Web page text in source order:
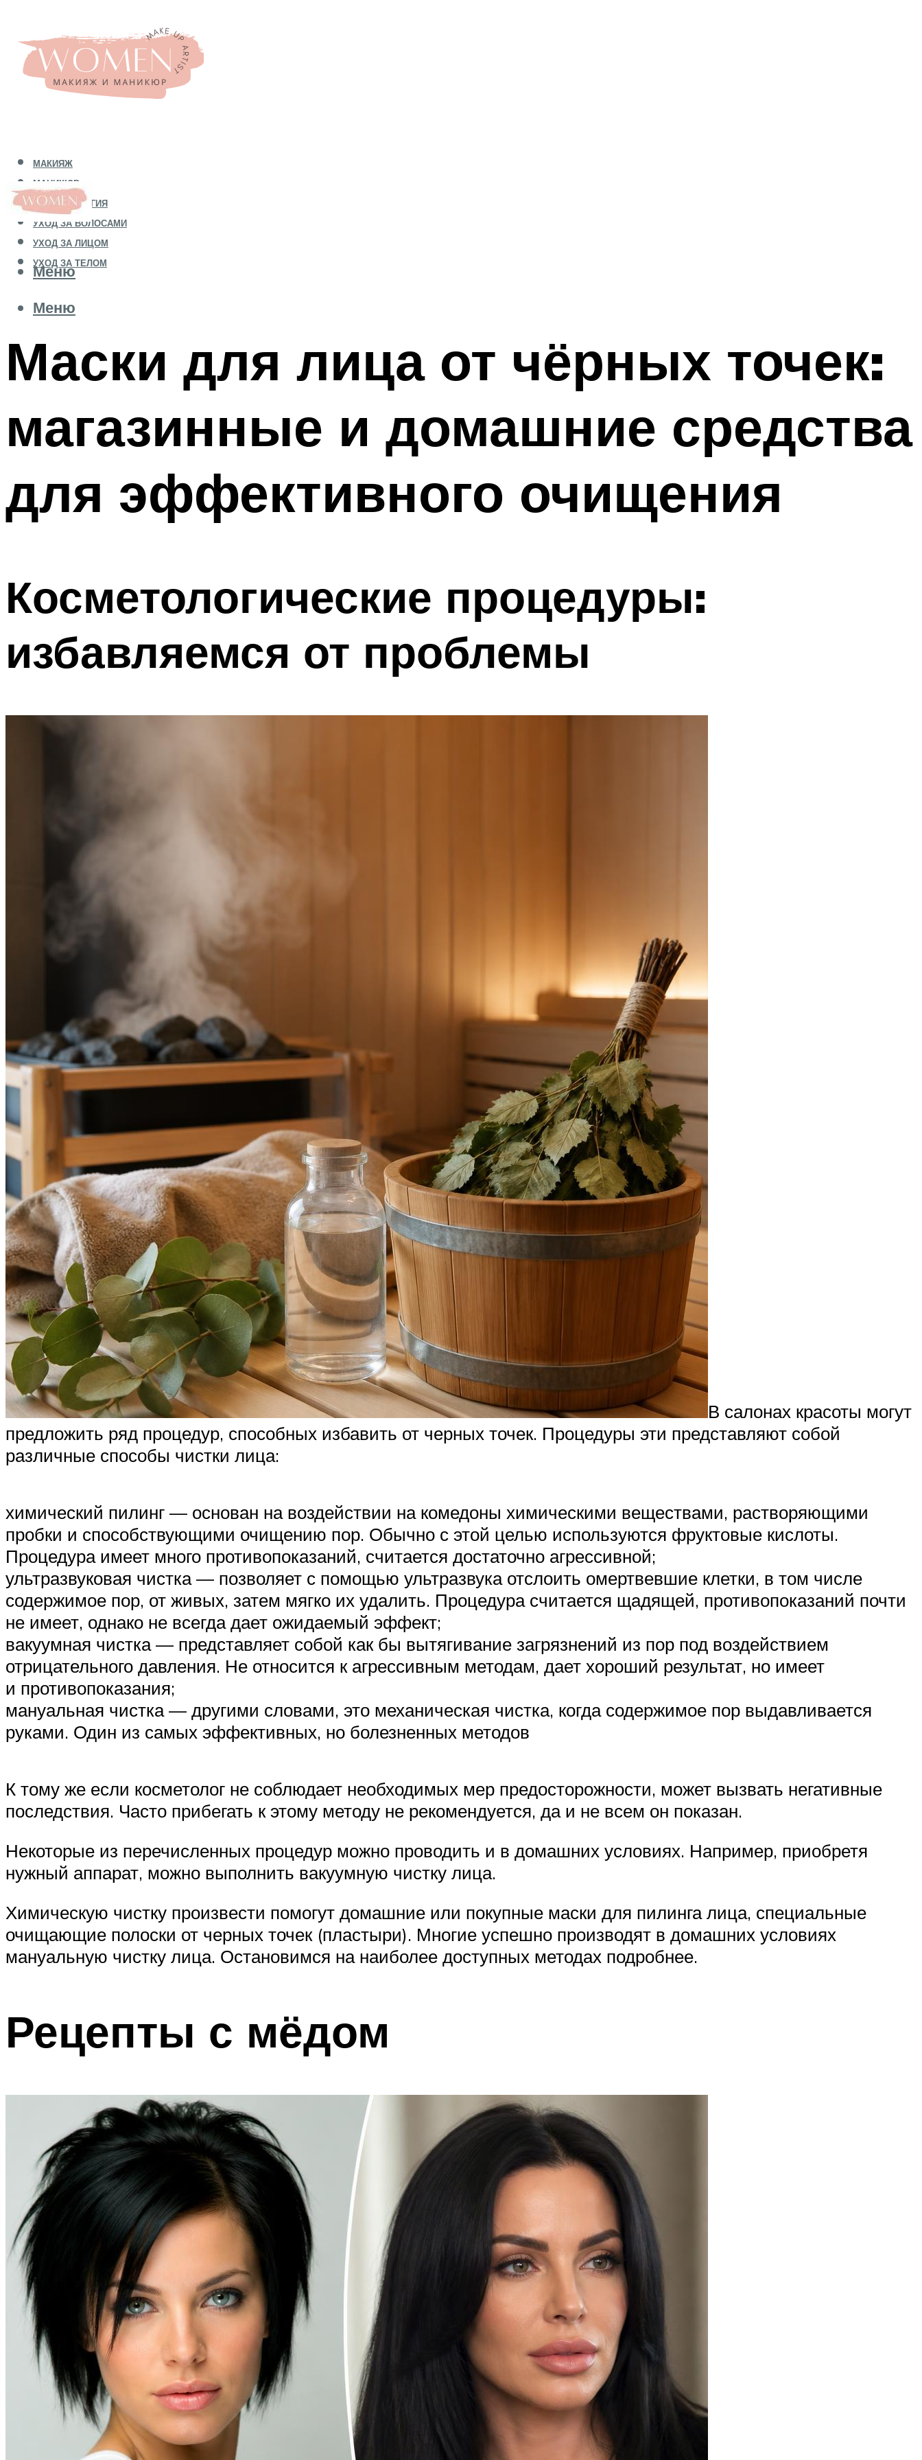
МАКИЯЖ
МАНИКЮР
КОСМЕТОЛОГИЯ
УХОД ЗА ВОЛОСАМИ
УХОД ЗА ЛИЦОМ
УХОД ЗА ТЕЛОМ
Меню
Меню
Маски для лица от чёрных точек:
магазинные и домашние средства
для эффективного очищения
Косметологические процедуры:
избавляемся от проблемы
В салонах красоты могут
предложить ряд процедур, способных избавить от черных точек. Процедуры эти представляют собой
различные способы чистки лица:
химический пилинг — основан на воздействии на комедоны химическими веществами, растворяющими
пробки и способствующими очищению пор. Обычно с этой целью используются фруктовые кислоты.
Процедура имеет много противопоказаний, считается достаточно агрессивной;
ультразвуковая чистка — позволяет с помощью ультразвука отслоить омертвевшие клетки, в том числе
содержимое пор, от живых, затем мягко их удалить. Процедура считается щадящей, противопоказаний почти
не имеет, однако не всегда дает ожидаемый эффект;
вакуумная чистка — представляет собой как бы вытягивание загрязнений из пор под воздействием
отрицательного давления. Не относится к агрессивным методам, дает хороший результат, но имеет
и противопоказания;
мануальная чистка — другими словами, это механическая чистка, когда содержимое пор выдавливается
руками. Один из самых эффективных, но болезненных методов
К тому же если косметолог не соблюдает необходимых мер предосторожности, может вызвать негативные
последствия. Часто прибегать к этому методу не рекомендуется, да и не всем он показан.
Некоторые из перечисленных процедур можно проводить и в домашних условиях. Например, приобретя
нужный аппарат, можно выполнить вакуумную чистку лица.
Химическую чистку произвести помогут домашние или покупные маски для пилинга лица, специальные
очищающие полоски от черных точек (пластыри). Многие успешно производят в домашних условиях
мануальную чистку лица. Остановимся на наиболее доступных методах подробнее.
Рецепты с мёдом